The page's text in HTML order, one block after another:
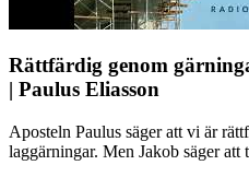
Rättfärdig genom
| Paulus Eliasson
Aposteln Paulus säger att vi är
laggärningar. Men Jakob säger att